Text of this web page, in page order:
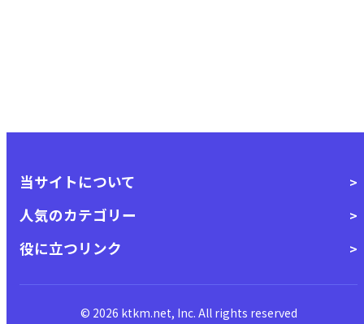
当サイトについて
人気のカテゴリー
役に立つリンク
© 2026 ktkm.net, Inc. All rights reserved